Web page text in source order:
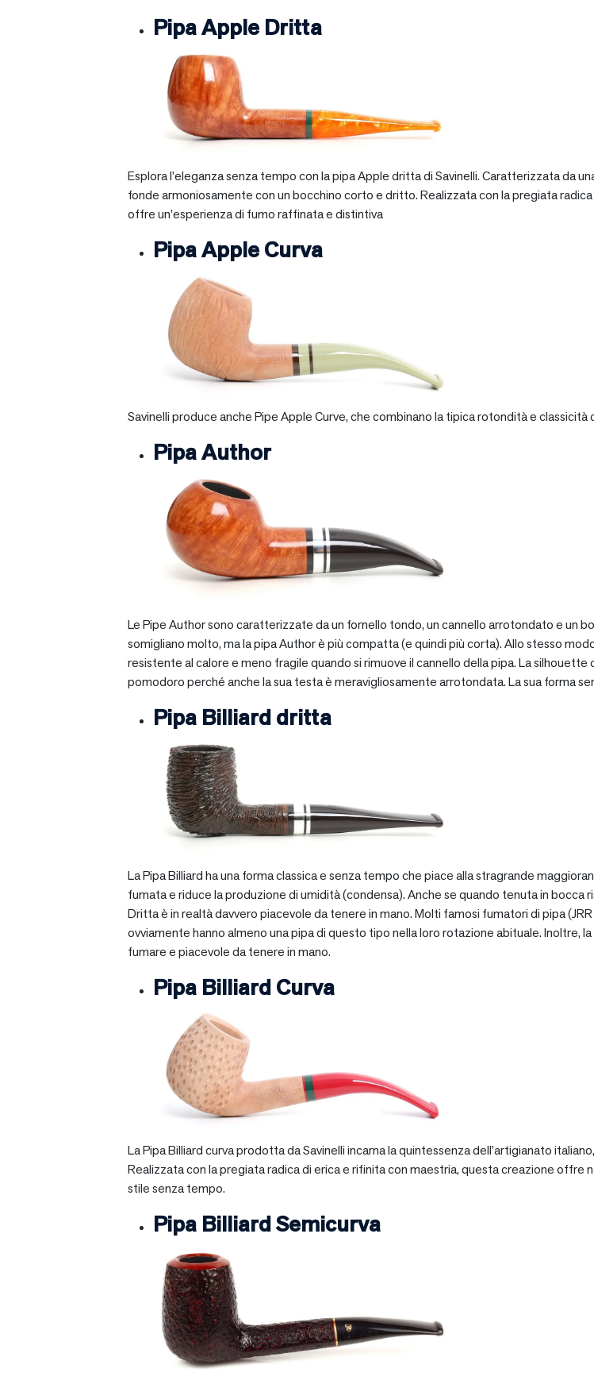
Pipa Apple Dritta
Esplora l’eleganza senza tempo con la pipa Apple dritta di Savinelli. Caratterizzata da
fonde armoniosamente con un bocchino corto e dritto. Realizzata con la pregiata
offre un’esperienza di fumo raffinata e distintiva
Pipa Apple Curva
Savinelli produce anche Pipe Apple Curve, che combinano la tipica rotondità e
Pipa Author
Le Pipe Author sono caratterizzate da un fornello tondo, un cannello arrotondato e un
somigliano molto, ma la pipa Author è più compatta (e quindi più corta). Allo stesso
resistente al calore e meno fragile quando si rimuove il cannello della pipa. La silhouette
pomodoro perché anche la sua testa è meravigliosamente arrotondata. La sua forma
Pipa Billiard dritta
La Pipa Billiard ha una forma classica e senza tempo che piace alla stragrande
fumata e riduce la produzione di umidità (condensa). Anche se quando tenuta in bocca
Dritta è in realtà davvero piacevole da tenere in mano. Molti famosi fumatori di pipa
ovviamente hanno almeno una pipa di questo tipo nella loro rotazione abituale. Inoltre,
fumare e piacevole da tenere in mano.
Pipa Billiard Curva
La Pipa Billiard curva prodotta da Savinelli incarna la quintessenza dell’artigianato
Realizzata con la pregiata radica di erica e rifinita con maestria, questa creazione offre
stile senza tempo.
Pipa Billiard Semicurva